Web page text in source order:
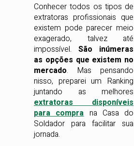
Conhecer todos os tipos de
extratoras profissionais que
existem pode parecer meio
exagerado, talvez até
impossível. São inúmeras
as opções que existem no
mercado. Mas pensando
nisso, preparei um Ranking
juntando as melhores
extratoras disponíveis
para compra na Casa do
Soldador para facilitar sua
jornada.